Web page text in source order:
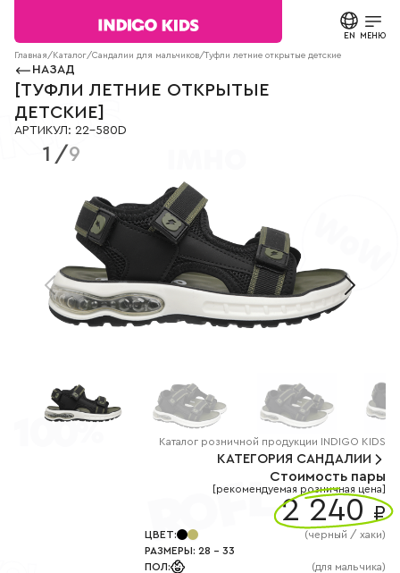
EN МЕНЮ
КАТАЛОГ
О БРЕНДЕ
СТАТЬИ
ПАРТНЕРАМ
МАГАЗИНЫ
+7
(800)
сообщения
Согласие на
обработку
персональных
данных.
Политика
конфиденциальности
все
заполнению
СВЯЗАТЬСЯ С НАМИ
22-580D
Главная / Каталог/Сандалии для мальчиков/Туфли летние открытые детские
НАЗАД
ТУФЛИ ЛЕТНИЕ ОТКРЫТЫЕ
ДЕТСКИЕ
АРТИКУЛ : 22-580D
1 /9
Каталог розничной продукции INDIGO KIDS
КАТЕГОРИЯ САНДАЛИИ
Стоимость пары
[рекомендуемая розничная цена]
2 240 ₽
ЦВЕТ: (черный / хаки)
РАЗМЕРЫ: 28 - 33
ПОЛ: (для мальчика)